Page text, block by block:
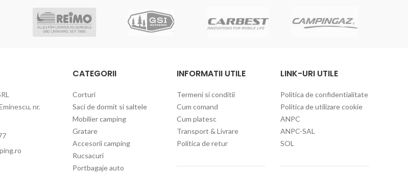
nr.
CATEGORII
Corturi
Saci de dormit si saltele
Mobilier camping
Gratare
Accesorii camping
Rucsacuri
Portbagaje auto
INFORMATII UTILE
Termeni si conditii
Cum comand
Cum platesc
Transport & Livrare
Politica de retur
LINK-URI UTILE
Politica de confidentialitate
Politica de utilizare cookie
ANPC
ANPC-SAL
SOL